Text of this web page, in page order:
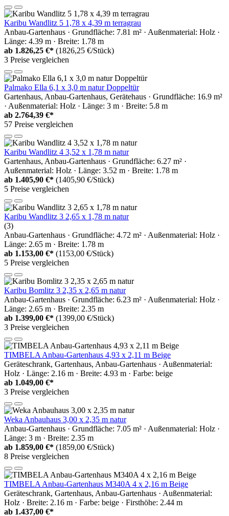
Karibu Wandlitz 5 1,78 x 4,39 m terragrau
Anbau-Gartenhaus · Grundfläche: 7.81 m² · Außenmaterial: Holz ·
Länge: 4.39 m · Breite: 1.78 m
ab 1.826,25 €* (1826,25 €/Stück)
3 Preise vergleichen
Palmako Ella 6,1 x 3,0 m natur Doppeltür
Gartenhaus, Anbau-Gartenhaus, Gerätehaus · Grundfläche: 16.9 m²
· Außenmaterial: Holz · Länge: 3 m · Breite: 5.8 m
ab 2.764,39 €*
57 Preise vergleichen
Karibu Wandlitz 4 3,52 x 1,78 m natur
Gartenhaus, Anbau-Gartenhaus · Grundfläche: 6.27 m² ·
Außenmaterial: Holz · Länge: 3.52 m · Breite: 1.78 m
ab 1.405,90 €* (1405,90 €/Stück)
5 Preise vergleichen
Karibu Wandlitz 3 2,65 x 1,78 m natur
(3)
Anbau-Gartenhaus · Grundfläche: 4.72 m² · Außenmaterial: Holz ·
Länge: 2.65 m · Breite: 1.78 m
ab 1.153,00 €* (1153,00 €/Stück)
5 Preise vergleichen
Karibu Bomlitz 3 2,35 x 2,65 m natur
Anbau-Gartenhaus · Grundfläche: 6.23 m² · Außenmaterial: Holz ·
Länge: 2.65 m · Breite: 2.35 m
ab 1.399,00 €* (1399,00 €/Stück)
3 Preise vergleichen
TIMBELA Anbau-Gartenhaus 4,93 x 2,11 m Beige
Geräteschrank, Gartenhaus, Anbau-Gartenhaus · Außenmaterial:
Holz · Länge: 2.16 m · Breite: 4.93 m · Farbe: beige
ab 1.049,00 €*
3 Preise vergleichen
Weka Anbauhaus 3,00 x 2,35 m natur
Anbau-Gartenhaus · Grundfläche: 7.05 m² · Außenmaterial: Holz ·
Länge: 3 m · Breite: 2.35 m
ab 1.859,00 €* (1859,00 €/Stück)
8 Preise vergleichen
TIMBELA Anbau-Gartenhaus M340A 4 x 2,16 m Beige
Geräteschrank, Gartenhaus, Anbau-Gartenhaus · Außenmaterial:
Holz · Breite: 2.16 m · Farbe: beige · Firsthöhe: 2.44 m
ab 1.437,00 €*